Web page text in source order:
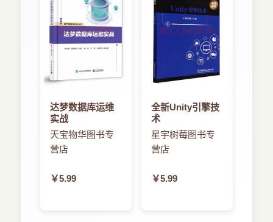
达梦数据库运维
实战
天宝物华图书专
营店
￥5.99
全新Unity引擎技
术
星宇树莓图书专
营店
￥5.99